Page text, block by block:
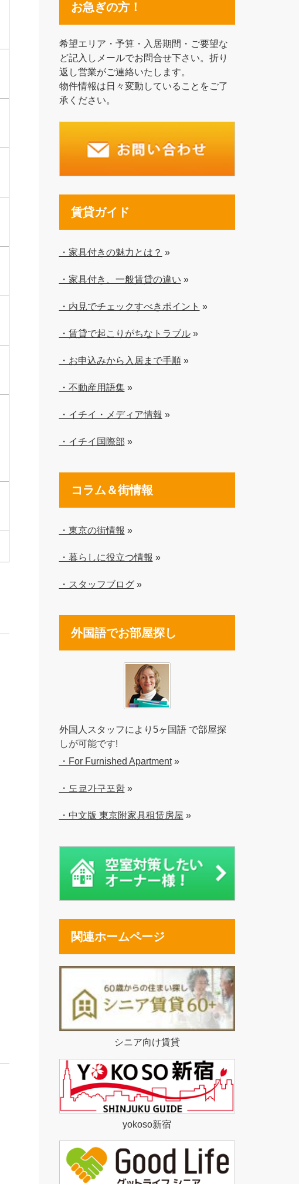
お急ぎの方！
希望エリア・予算・入居期間・ご要望な
ど記入しメールでお問合せ下さい。折り
返し営業がご連絡いたします。
物件情報は日々変動していることをご了
承ください。
賃貸ガイド
・家具付きの魅力とは？ »
・家具付き、一般賃貸の違い »
・内見でチェックすべきポイント »
・賃貸で起こりがちなトラブル»
・お申込みから入居まで手順»
・不動産用語集»
・イチイ・メディア情報 »
・イチイ国際部 »
コラム＆街情報
・東京の街情報 »
・暮らしに役立つ情報 »
・スタッフブログ»
外国語でお部屋探し
外国人スタッフにより5ヶ国語 で部屋探
しが可能です!
・For Furnished Apartment»
・도쿄가구포함»
・中文版 東京附家具租赁房屋 »
関連ホームページ
シニア向け賃貸
yokoso新宿